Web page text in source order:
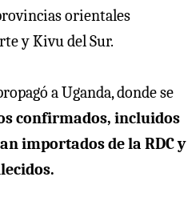
orientales
y Kivu del Sur.
a Uganda, donde se
confirmados, incluidos
importados de la RDC y